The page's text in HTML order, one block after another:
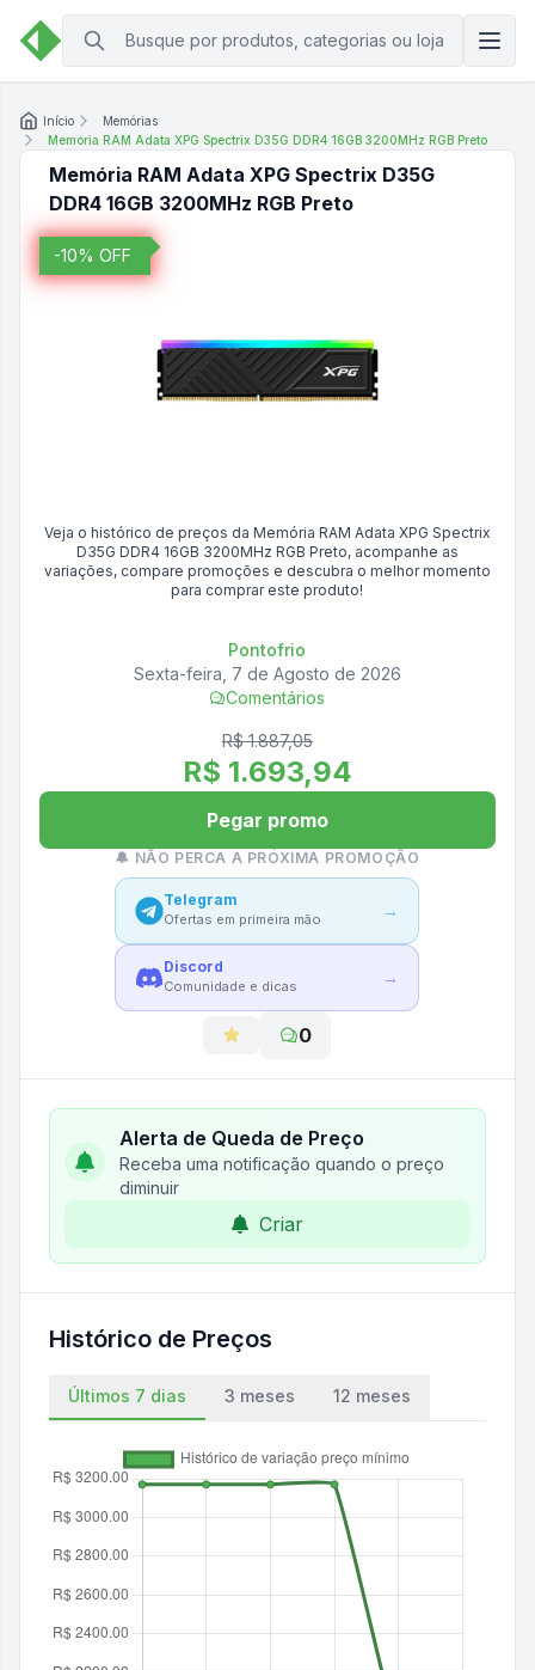
Início
Memórias
Memória RAM Adata XPG Spectrix D35G DDR4 16GB 3200MHz RGB Preto
Memória RAM Adata XPG Spectrix D35G
DDR4 16GB 3200MHz RGB Preto
-10% OFF
Veja o histórico de preços da Memória RAM Adata XPG Spectrix
D35G DDR4 16GB 3200MHz RGB Preto, acompanhe as
variações, compare promoções e descubra o melhor momento
para comprar este produto!
Pontofrio
Sexta-feira, 7 de Agosto de 2026
Comentários
R$ 1.887,05
R$ 1.693,94
Pegar promo
🔔 NÃO PERCA A PRÓXIMA PROMOÇÃO
Telegram
Ofertas em primeira mão →
Discord
Comunidade e dicas →
0
Alerta de Queda de Preço
Receba uma notificação quando o preço
diminuir
Criar
Histórico de Preços
Últimos 7 dias 3 meses 12 meses